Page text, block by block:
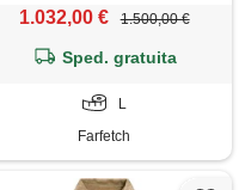
1.032,00 € 1.500,00 €
Sped. gratuita
L
Farfetch